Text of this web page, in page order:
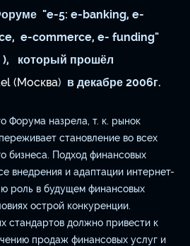
"e-5: e-banking, e-
e-commerce, e- funding"
), который прошёл
(Москва) в декабре 2006г.
Форума назрела, т. к. рынок
становление во всех
бизнеса. Подход финансовых
внедрения и адаптации интернет-
роль в будущем финансовых
острой конкуренции.
стандартов должно привести к
продаж финансовых услуг и